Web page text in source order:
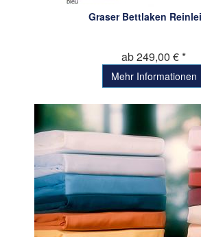
Graser Bettlaken
ab 249,00 € *
Mehr Informationen